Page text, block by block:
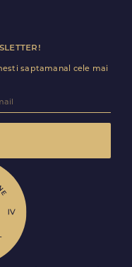
saptamanal cele mai